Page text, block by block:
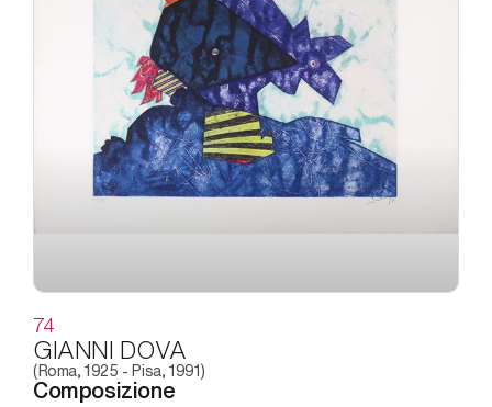
74
GIANNI DOVA
(Roma, 1925 - Pisa, 1991)
Composizione